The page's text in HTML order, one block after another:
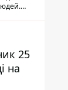
25
на